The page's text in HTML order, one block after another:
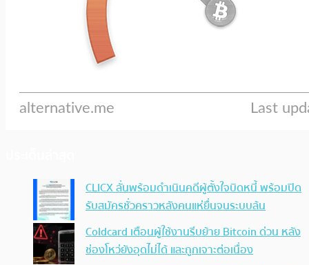
CLICX ลั่นพร้อมดำเนินคดีผู้ตั้งใจบิดหนี้ พร้อมปิด
รับสมัครชั่วคราวหลังคนแห่ยื่นจนระบบล้น
Coldcard เตือนผู้ใช้งานรีบย้าย Bitcoin ด่วน หลัง
ช่องโหว่ยังอุดไม่ได้ และถูกเจาะต่อเนื่อง